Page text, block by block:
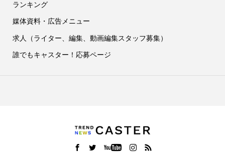
ランキング
媒体資料・広告メニュー
求人（ライター、編集、動画編集スタッフ募集）
誰でもキャスター！応募ページ